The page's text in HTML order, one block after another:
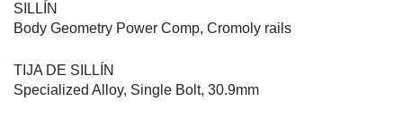
SILLÍN
Body Geometry Power Comp, Cromoly rails
TIJA DE SILLÍN
Specialized Alloy, Single Bolt, 30.9mm